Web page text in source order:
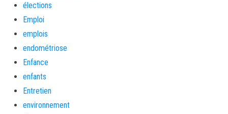
élections
Emploi
emplois
endométriose
Enfance
enfants
Entretien
environnement